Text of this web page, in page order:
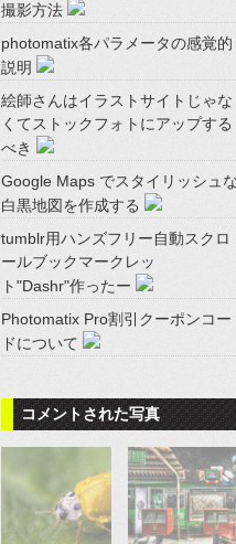
撮影方法
photomatix各パラメータの感覚的
説明
絵師さんはイラストサイトじゃな
くてストックフォトにアップする
べき
Google Maps でスタイリッシュな
白黒地図を作成する
tumblr用ハンズフリー自動スクロ
ールブックマークレッ
ト"Dashr"作ったー
Photomatix Pro割引クーポンコー
ドについて
コメントされた写真